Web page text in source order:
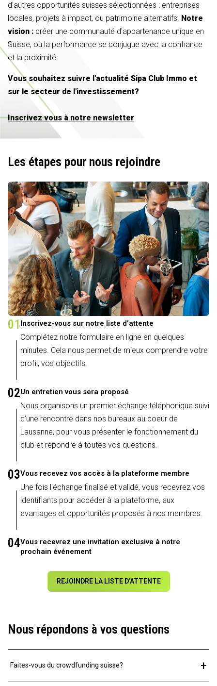
d'autres opportunités suisses sélectionnées : entreprises
locales, projets à impact, ou patrimoine alternatifs. Notre
vision : créer une communauté d'appartenance unique en
Suisse, où la performance se conjugue avec la confiance
et la proximité.
Vous souhaitez suivre l'actualité Sipa Club Immo et
sur le secteur de l'investissement?
Inscrivez vous à notre newsletter
Les étapes pour nous rejoindre
01 Inscrivez-vous sur notre liste d’attente
Complétez notre formulaire en ligne en quelques
minutes. Cela nous permet de mieux comprendre votre
profil, vos objectifs.
02Un entretien vous sera proposé
Nous organisons un premier échange téléphonique suivi
d'une rencontre dans nos bureaux au coeur de
Lausanne, pour vous présenter le fonctionnement du
club et répondre à toutes vos questions.
03Vous recevez vos accès à la plateforme membre
Une fois l'échange finalisé et validé, vous recevrez vos
identifiants pour accéder à la plateforme, aux
avantages et opportunités proposés à nos membres.
04Vous recevrez une invitation exclusive à notre
prochain événement
REJOINDRE LA LISTE D’ATTENTE
Nous répondons à vos questions
Faites-vous du crowdfunding suisse? +